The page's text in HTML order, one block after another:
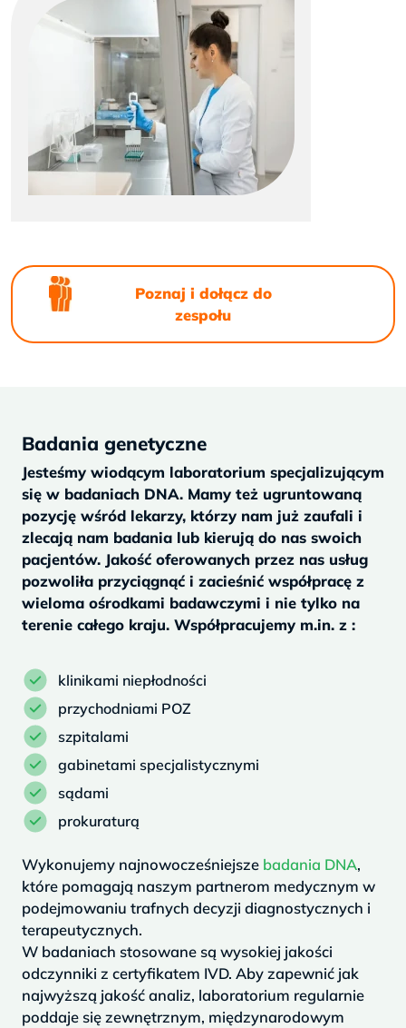
Poznaj i dołącz do
zespołu
Badania genetyczne
Jesteśmy wiodącym laboratorium specjalizującym
się w badaniach DNA. Mamy też ugruntowaną
pozycję wśród lekarzy, którzy nam już zaufali i
zlecają nam badania lub kierują do nas swoich
pacjentów. Jakość oferowanych przez nas usług
pozwoliła przyciągnąć i zacieśnić współpracę z
wieloma ośrodkami badawczymi i nie tylko na
terenie całego kraju. Współpracujemy m.in. z :
klinikami niepłodności
przychodniami POZ
szpitalami
gabinetami specjalistycznymi
sądami
prokuraturą
Wykonujemy najnowocześniejsze badania DNA,
które pomagają naszym partnerom medycznym w
podejmowaniu trafnych decyzji diagnostycznych i
terapeutycznych.
W badaniach stosowane są wysokiej jakości
odczynniki z certyfikatem IVD. Aby zapewnić jak
najwyższą jakość analiz, laboratorium regularnie
poddaje się zewnętrznym, międzynarodowym